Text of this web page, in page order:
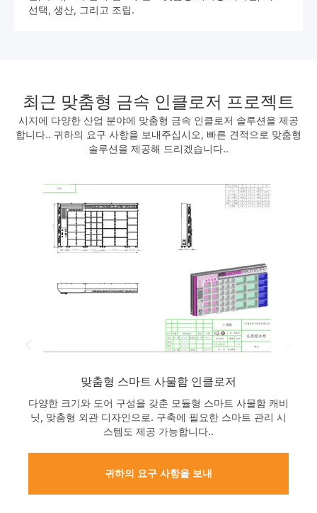
증된, 대량생산 경험.
최근 맞춤형 금속 인클로저 프로젝트
시지에 다양한 산업 분야에 맞춤형 금속 인클로저 솔루션을 제공
합니다.. 귀하의 요구 사항을 보내주십시오, 빠른 견적으로 맞춤형
솔루션을 제공해 드리겠습니다..
맞춤형 금속 인클로저
귀하의 기술 사양과 필요한 보호 수준을 충족하도록 제작되
었습니다.. 우리는 안정적인 밀봉 성능을 달성하고 실제 작
동 조건에 대한 하중 지지 요구 사항을 충족하도록 각 인클
귀하의 요구 사항을 보내